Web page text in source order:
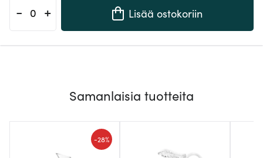
- + Lisää ostokoriin
Samanlaisia tuotteita
-28%